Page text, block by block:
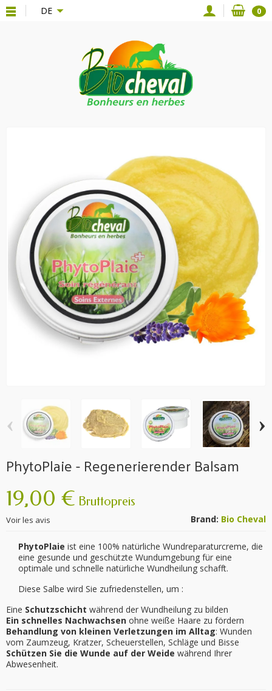
{**} DE 0
‹ ›
PhytoPlaie - Regenerierender Balsam
Brand: Bio Cheval
19,00 € Bruttopreis
Voir les avis
PhytoPlaie ist eine 100% natürliche Wundreparaturcreme, die
eine gesunde und geschützte Wundumgebung für eine
optimale und schnelle natürliche Wundheilung schafft.
Diese Salbe wird Sie zufriedenstellen, um :
Eine Schutzschicht während der Wundheilung zu bilden
Ein schnelles Nachwachsen ohne weiße Haare zu fördern
Behandlung von kleinen Verletzungen im Alltag: Wunden
vom Zaumzeug, Kratzer, Scheuerstellen, Schläge und Bisse
Schützen Sie die Wunde auf der Weide während Ihrer
Abwesenheit.